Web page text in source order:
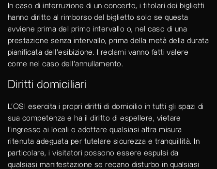
In caso di interruzione di un concerto, i titolari dei biglietti
hanno diritto al rimborso del biglietto solo se questa
avviene prima del primo intervallo o, nel caso di una
prestazione senza intervallo, prima della metà della durata
pianificata dell'esibizione. I reclami vanno fatti valere
come nel caso dell'annullamento.
Diritti domiciliari
L’OSI esercita i propri diritti di domicilio in tutti gli spazi di
sua competenza e ha il diritto di espellere, vietare
l’ingresso ai locali o adottare qualsiasi altra misura
ritenuta adeguata per tutelare sicurezza e tranquillità. In
particolare, i visitatori possono essere espulsi da
qualsiasi manifestazione se recano disturbo in qualsiasi